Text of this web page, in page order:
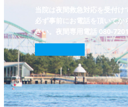
当院は夜間救急対応を受付け
必ず事前にお電話を頂いてか
さい。夜間専用電話 080-